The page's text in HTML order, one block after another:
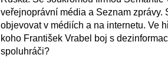
veřejnoprávní média a Seznam
objevovat v médiích a na internetu. Ve
koho František Vrabel boj s
spoluhráči?